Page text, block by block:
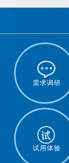
需求调研
试用体验